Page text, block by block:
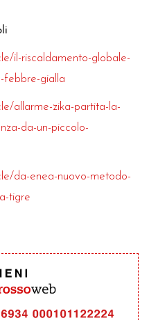
il-riscaldamento-globale-
febbre-gialla
allarme-zika-partita-la-
da-un-piccolo-
da-enea-nuovo-metodo-
tigre